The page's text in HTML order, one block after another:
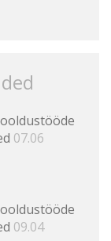
07.06
09.04